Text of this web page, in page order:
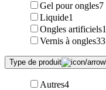
Gel pour ongles7
Liquide1
Ongles artificiels1
Vernis à ongles33
Type de produit
Autres4